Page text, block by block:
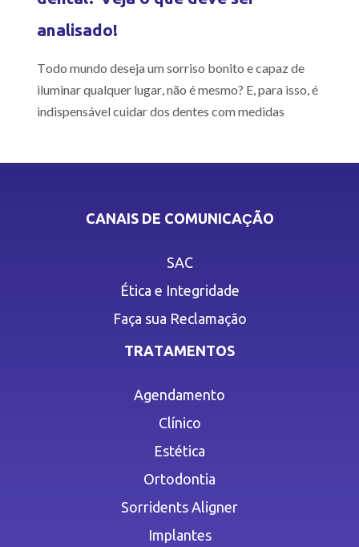
analisado!
Todo mundo deseja um sorriso bonito e capaz de
iluminar qualquer lugar, não é mesmo? E, para isso, é
indispensável cuidar dos dentes com medidas
CANAIS DE COMUNICAÇÃO
SAC
Ética e Integridade
Faça sua Reclamação
TRATAMENTOS
Agendamento
Clínico
Estética
Ortodontia
Sorridents Aligner
Implantes